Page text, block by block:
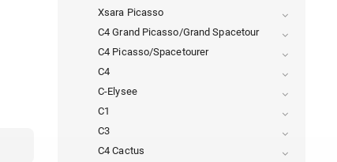
Xsara Picasso
C4 Grand Picasso/Grand Spacetour
C4 Picasso/Spacetourer
C4
C-Elysee
C1
C3
C4 Cactus